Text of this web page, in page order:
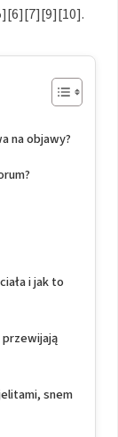
na objawy?
i jak to
snem